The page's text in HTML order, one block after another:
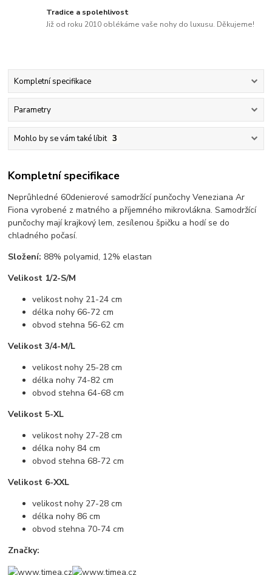
Tradice a spolehlivost
Již od roku 2010 oblékáme vaše nohy do luxusu. Děkujeme!
Kompletní specifikace
Parametry
Mohlo by se vám také líbit 3
Kompletní specifikace
Neprůhledné 60denierové samodržící punčochy Veneziana Ar
Fiona vyrobené z matného a příjemného mikrovlákna. Samodržící
punčochy mají krajkový lem, zesílenou špičku a hodí se do
chladného počasí.
Složení: 88% polyamid, 12% elastan
Velikost 1/2-S/M
velikost nohy 21-24 cm
délka nohy 66-72 cm
obvod stehna 56-62 cm
Velikost 3/4-M/L
velikost nohy 25-28 cm
délka nohy 74-82 cm
obvod stehna 64-68 cm
Velikost 5-XL
velikost nohy 27-28 cm
délka nohy 84 cm
obvod stehna 68-72 cm
Velikost 6-XXL
velikost nohy 27-28 cm
délka nohy 86 cm
obvod stehna 70-74 cm
Značky: